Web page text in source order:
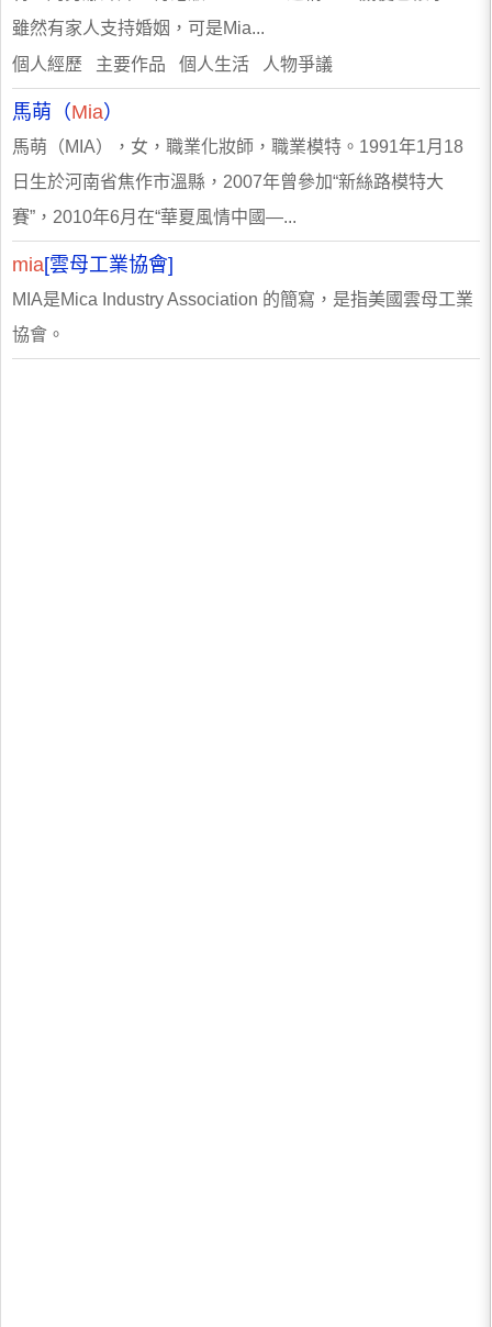
雖然有家人支持婚姻，可是Mia...
個人經歷 主要作品 個人生活 人物爭議
馬萌（Mia）
馬萌（MIA），女，職業化妝師，職業模特。1991年1月18
日生於河南省焦作市溫縣，2007年曾參加“新絲路模特大
賽”，2010年6月在“華夏風情中國—...
mia[雲母工業協會]
MIA是Mica Industry Association 的簡寫，是指美國雲母工業
協會。